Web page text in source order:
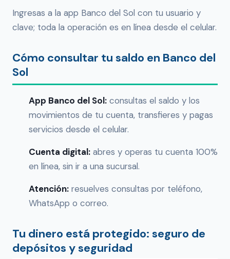
Ingresas a la app Banco del Sol con tu usuario y
clave; toda la operación es en línea desde el celular.
Cómo consultar tu saldo en Banco del
Sol
App Banco del Sol: consultas el saldo y los
movimientos de tu cuenta, transfieres y pagas
servicios desde el celular.
Cuenta digital: abres y operas tu cuenta 100%
en línea, sin ir a una sucursal.
Atención: resuelves consultas por teléfono,
WhatsApp o correo.
Tu dinero está protegido: seguro de
depósitos y seguridad